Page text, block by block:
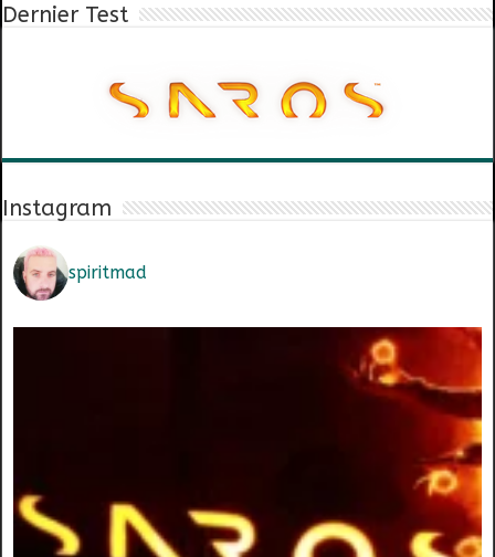
Dernier Test
Instagram
spiritmad